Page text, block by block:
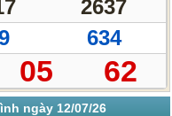
2637
634
05 62
ngày 12/07/26